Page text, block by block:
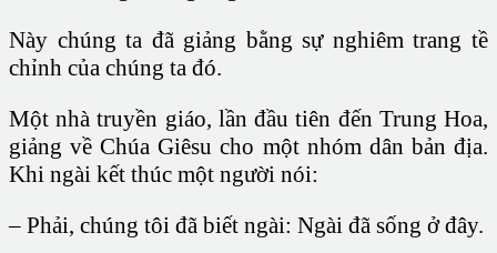
Này chúng ta đã giảng bằng sự nghiêm trang tề
chỉnh của chúng ta đó.
Một nhà truyền giáo, lần đầu tiên đến Trung Hoa,
giảng về Chúa Giêsu cho một nhóm dân bản địa.
Khi ngài kết thúc một người nói:
– Phải, chúng tôi đã biết ngài: Ngài đã sống ở đây.